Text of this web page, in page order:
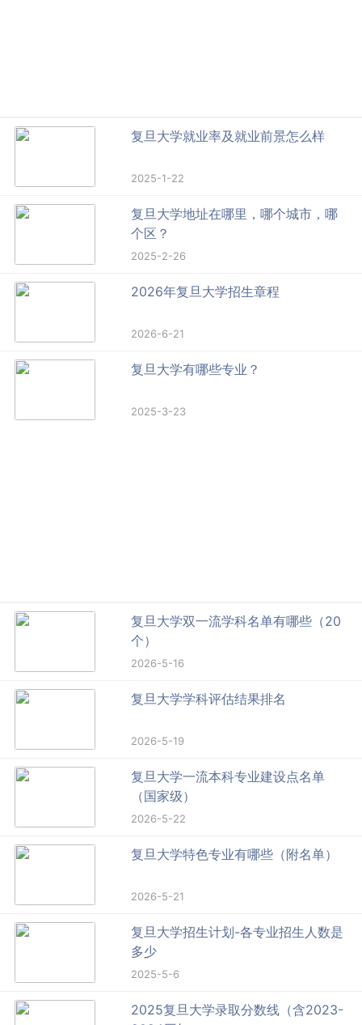
复旦大学就业率及就业前景怎么样
2025-1-22
复旦大学地址在哪里，哪个城市，哪
个区？
2025-2-26
2026年复旦大学招生章程
2026-6-21
复旦大学有哪些专业？
2025-3-23
复旦大学双一流学科名单有哪些（20
个）
2026-5-16
复旦大学学科评估结果排名
2026-5-19
复旦大学一流本科专业建设点名单
（国家级）
2026-5-22
复旦大学特色专业有哪些（附名单）
2026-5-21
复旦大学招生计划-各专业招生人数是
多少
2025-5-6
2025复旦大学录取分数线（含2023-